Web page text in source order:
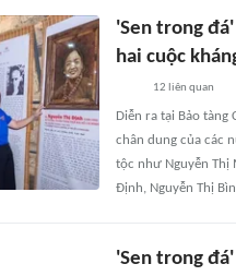
'Sen trong
hai cuộc
12 liên quan
Diễn ra tại Bảo
chân dung của các
tộc như Nguyễn Thị
Định, Nguyễn Thị
'Sen trong